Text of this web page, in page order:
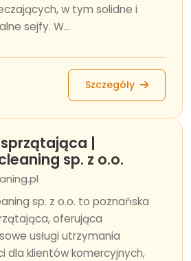
w tym solidne i
sejfy. W...
Szczegóły
|
sp. z o.o.
sp. z o.o. to poznańska
oferująca
usługi utrzymania
dla klientów komercyjnych,